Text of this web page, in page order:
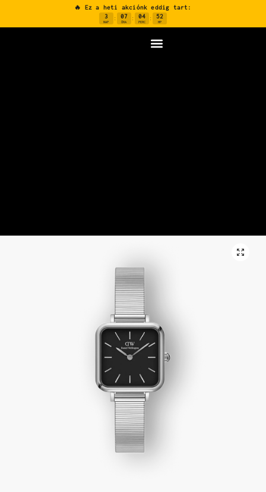
🔥 Ez a heti akciónk eddig tart:
3
NAP
: 07
ÓRA
: 04
PERC
: 52
MP